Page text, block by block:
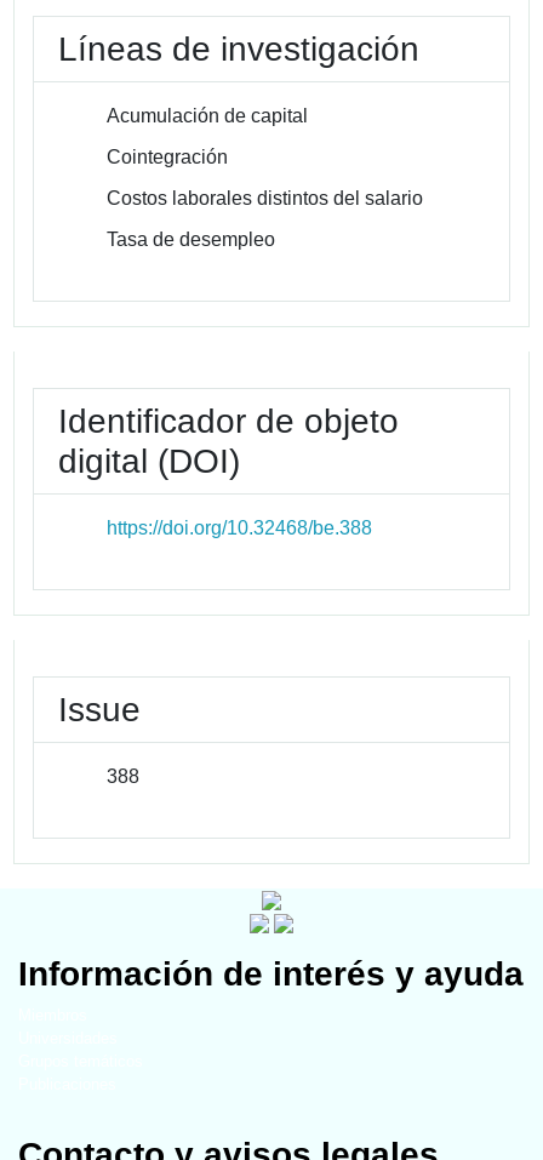
Líneas de investigación
Acumulación de capital
Cointegración
Costos laborales distintos del salario
Tasa de desempleo
Identificador de objeto
digital (DOI)
https://doi.org/10.32468/be.388
Issue
388
Información de interés y ayuda